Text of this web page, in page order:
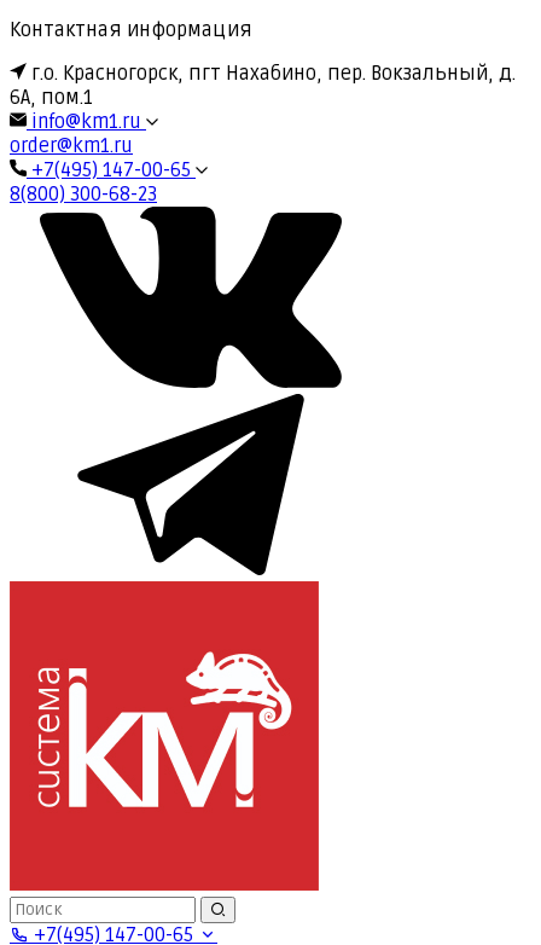
Контактная информация
г.о. Красногорск, пгт Нахабино, пер. Вокзальный, д.
6А, пом.1
info@km1.ru
order@km1.ru
+7(495) 147-00-65
8(800) 300-68-23
+7(495) 147-00-65